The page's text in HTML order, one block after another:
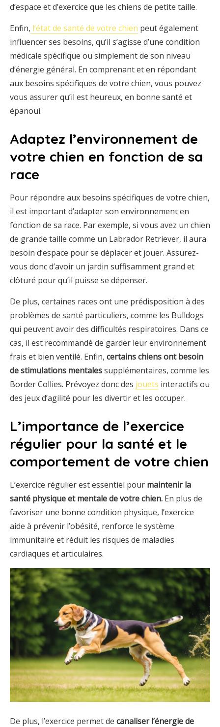
d’espace et d’exercice que les chiens de petite taille.
Enfin, l’état de santé de votre chien peut également
influencer ses besoins, qu’il s’agisse d’une condition
médicale spécifique ou simplement de son niveau
d’énergie général. En comprenant et en répondant
aux besoins spécifiques de votre chien, vous pouvez
vous assurer qu’il est heureux, en bonne santé et
épanoui.
Adaptez l’environnement de
votre chien en fonction de sa
race
Pour répondre aux besoins spécifiques de votre chien,
il est important d’adapter son environnement en
fonction de sa race. Par exemple, si vous avez un chien
de grande taille comme un Labrador Retriever, il aura
besoin d’espace pour se déplacer et jouer. Assurez-
vous donc d’avoir un jardin suffisamment grand et
clôturé pour qu’il puisse se dépenser.
De plus, certaines races ont une prédisposition à des
problèmes de santé particuliers, comme les Bulldogs
qui peuvent avoir des difficultés respiratoires. Dans ce
cas, il est recommandé de garder leur environnement
frais et bien ventilé. Enfin, certains chiens ont besoin
de stimulations mentalessupplémentaires, comme les
Border Collies. Prévoyez donc des jouets interactifs ou
des jeux d’agilité pour les divertir et les occuper.
L’importance de l’exercice
régulier pour la santé et le
comportement de votre chien
L’exercice régulier est essentiel pour maintenir la
santé physique et mentale de votre chien. En plus de
favoriser une bonne condition physique, l’exercice
aide à prévenir l’obésité, renforce le système
immunitaire et réduit les risques de maladies
cardiaques et articulaires.
De plus, l’exercice permet de canaliser l’énergie de